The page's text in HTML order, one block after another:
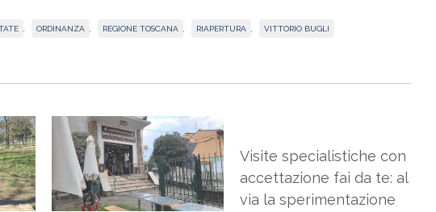
ORDINANZA REGIONE TOSCANA RIAPERTURA VITTORIO BUGLI
Visite specialistiche con
accettazione fai da te: al
via la sperimentazione